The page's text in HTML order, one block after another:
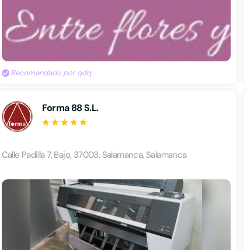
Recomendado por qdq
Forma 88 S.L.
Calle Padilla 7, Bajo, 37003, Salamanca, Salamanca